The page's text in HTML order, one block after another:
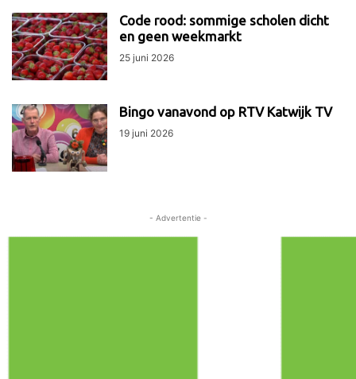
Code rood: sommige scholen dicht
en geen weekmarkt
25 juni 2026
Bingo vanavond op RTV Katwijk TV
19 juni 2026
- Advertentie -